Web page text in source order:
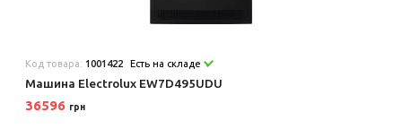
Код товара: 1001422 Есть на складе
Машина Electrolux EW7D495UDU
36596 грн